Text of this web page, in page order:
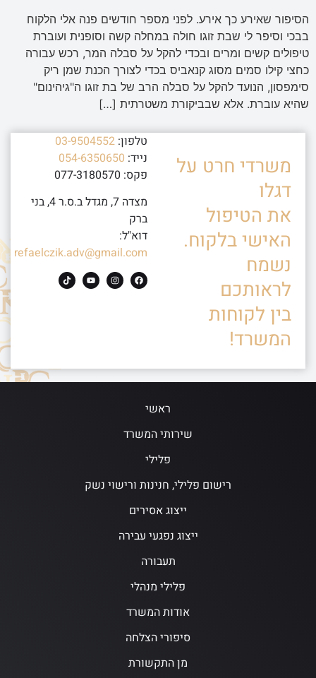
הסיפור שאירע כך אירע. לפני מספר חודשים פנה אלי הלקוח
בבכי וסיפר לי שבת זוגו חולה במחלה קשה וסופנית ועוברת
טיפולים קשים ומרים ובכדי להקל על סבלה המר, רכש עבורה
כחצי קילו סמים מסוג קנאביס בכדי לצורך הכנת שמן ריק
סימפסון, הנועד להקל על סבלה הרב של בת זוגו ה"גיהינום"
שהיא עוברת. אלא שבביקורת משטרתית […]
משרדי חרט על
דגלו
את הטיפול
האישי בלקוח.
נשמח
לראותכם
בין לקוחות
המשרד!
טלפון: 03-9504552
נייד: 054-6350650
פקס: 077-3180570
מצדה 7, מגדל ב.ס.ר 4, בני
ברק
דוא"ל:
refaelczik.adv@gmail.com
ראשי
שירותי המשרד
פלילי
רישום פלילי, חנינות ורישוי נשק
ייצוג אסירים
ייצוג נפגעי עבירה
תעבורה
פלילי מנהלי
אודות המשרד
סיפורי הצלחה
מן התקשורת